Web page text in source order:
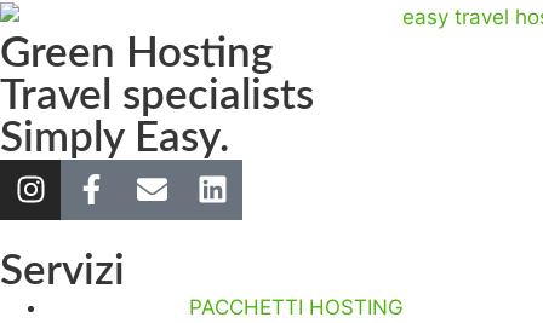
Green Hosting
Travel specialists
Simply Easy.
Servizi
PACCHETTI HOSTING